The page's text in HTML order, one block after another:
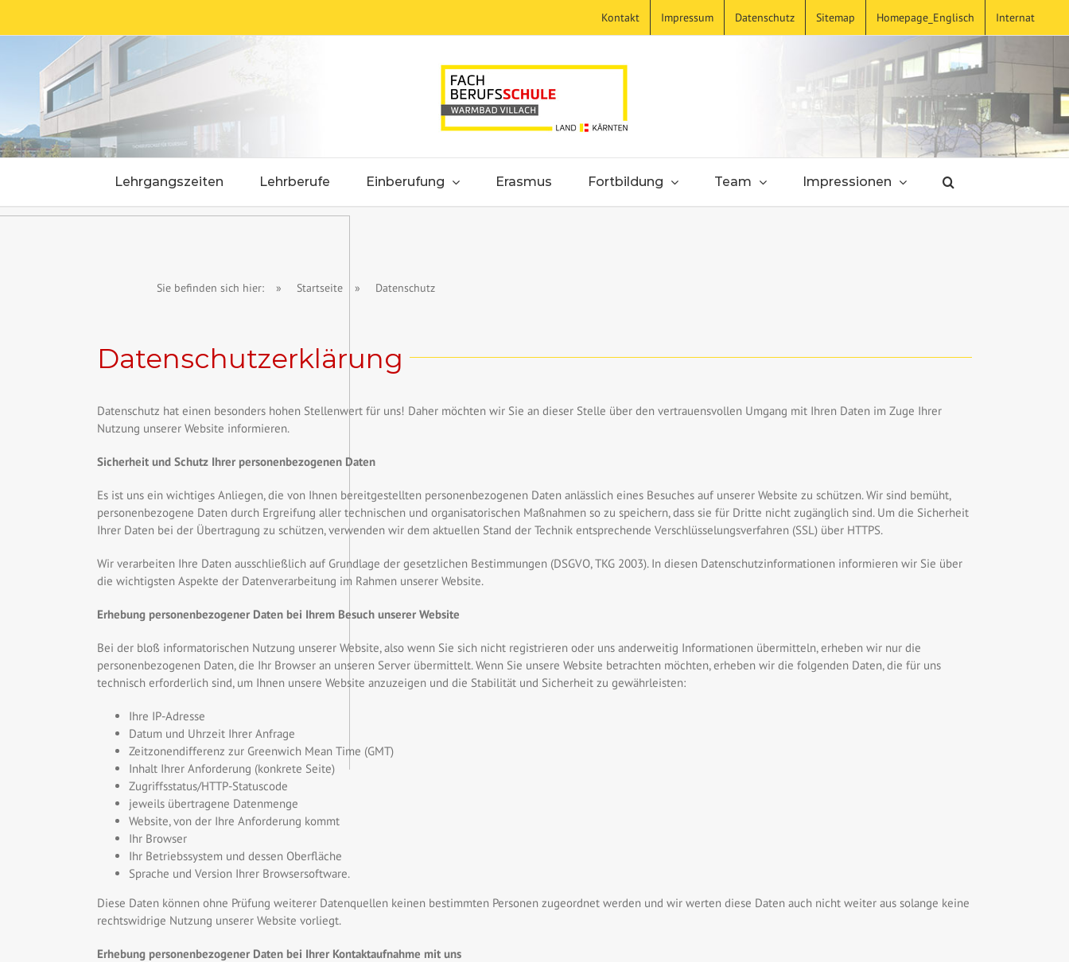
Kontakt Impressum Datenschutz Sitemap Homepage_Englisch Internat
Lehrgangszeiten Lehrberufe Einberufung Erasmus Fortbildung Team Impressionen
Sie befinden sich hier: » Startseite » Datenschutz
Datenschutzerklärung
Datenschutz hat einen besonders hohen Stellenwert für uns! Daher möchten wir Sie an dieser Stelle über den vertrauensvollen Umgang mit Ihren Daten im Zuge Ihrer
Nutzung unserer Website informieren.
Sicherheit und Schutz Ihrer personenbezogenen Daten
Es ist uns ein wichtiges Anliegen, die von Ihnen bereitgestellten personenbezogenen Daten anlässlich eines Besuches auf unserer Website zu schützen. Wir sind bemüht,
personenbezogene Daten durch Ergreifung aller technischen und organisatorischen Maßnahmen so zu speichern, dass sie für Dritte nicht zugänglich sind. Um die Sicherheit
Ihrer Daten bei der Übertragung zu schützen, verwenden wir dem aktuellen Stand der Technik entsprechende Verschlüsselungsverfahren (SSL) über HTTPS.
Wir verarbeiten Ihre Daten ausschließlich auf Grundlage der gesetzlichen Bestimmungen (DSGVO, TKG 2003). In diesen Datenschutzinformationen informieren wir Sie über
die wichtigsten Aspekte der Datenverarbeitung im Rahmen unserer Website.
Erhebung personenbezogener Daten bei Ihrem Besuch unserer Website
Bei der bloß informatorischen Nutzung unserer Website, also wenn Sie sich nicht registrieren oder uns anderweitig Informationen übermitteln, erheben wir nur die
personenbezogenen Daten, die Ihr Browser an unseren Server übermittelt. Wenn Sie unsere Website betrachten möchten, erheben wir die folgenden Daten, die für uns
technisch erforderlich sind, um Ihnen unsere Website anzuzeigen und die Stabilität und Sicherheit zu gewährleisten:
Ihre IP-Adresse
Datum und Uhrzeit Ihrer Anfrage
Zeitzonendifferenz zur Greenwich Mean Time (GMT)
Inhalt Ihrer Anforderung (konkrete Seite)
Zugriffsstatus/HTTP-Statuscode
jeweils übertragene Datenmenge
Website, von der Ihre Anforderung kommt
Ihr Browser
Ihr Betriebssystem und dessen Oberfläche
Sprache und Version Ihrer Browsersoftware.
Diese Daten können ohne Prüfung weiterer Datenquellen keinen bestimmten Personen zugeordnet werden und wir werten diese Daten auch nicht weiter aus solange keine
rechtswidrige Nutzung unserer Website vorliegt.
Erhebung personenbezogener Daten bei Ihrer Kontaktaufnahme mit uns